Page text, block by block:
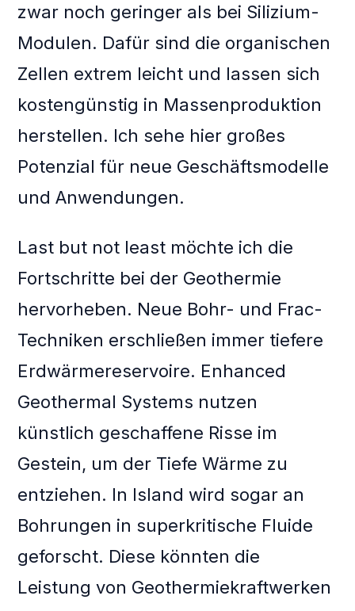
zwar noch geringer als bei Silizium-
Modulen. Dafür sind die organischen
Zellen extrem leicht und lassen sich
kostengünstig in Massenproduktion
herstellen. Ich sehe hier großes
Potenzial für neue Geschäftsmodelle
und Anwendungen.
Last but not least möchte ich die
Fortschritte bei der Geothermie
hervorheben. Neue Bohr- und Frac-
Techniken erschließen immer tiefere
Erdwärmereservoire. Enhanced
Geothermal Systems nutzen
künstlich geschaffene Risse im
Gestein, um der Tiefe Wärme zu
entziehen. In Island wird sogar an
Bohrungen in superkritische Fluide
geforscht. Diese könnten die
Leistung von Geothermiekraftwerken